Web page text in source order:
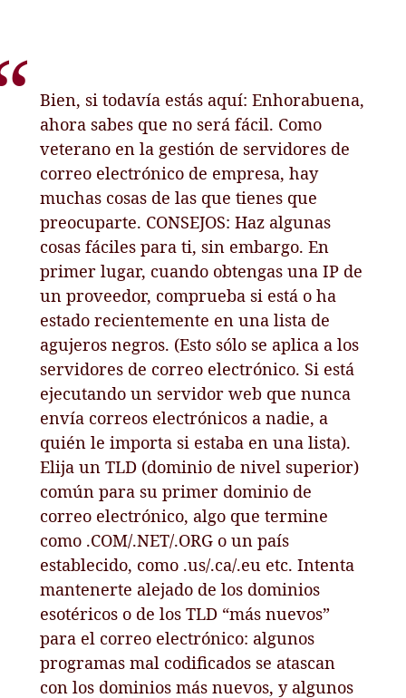
Bien, si todavía estás aquí: Enhorabuena,
ahora sabes que no será fácil. Como
veterano en la gestión de servidores de
correo electrónico de empresa, hay
muchas cosas de las que tienes que
preocuparte. CONSEJOS: Haz algunas
cosas fáciles para ti, sin embargo. En
primer lugar, cuando obtengas una IP de
un proveedor, comprueba si está o ha
estado recientemente en una lista de
agujeros negros. (Esto sólo se aplica a los
servidores de correo electrónico. Si está
ejecutando un servidor web que nunca
envía correos electrónicos a nadie, a
quién le importa si estaba en una lista).
Elija un TLD (dominio de nivel superior)
común para su primer dominio de
correo electrónico, algo que termine
como .COM/.NET/.ORG o un país
establecido, como .us/.ca/.eu etc. Intenta
mantenerte alejado de los dominios
esotéricos o de los TLD “más nuevos”
para el correo electrónico: algunos
programas mal codificados se atascan
con los dominios más nuevos, y algunos